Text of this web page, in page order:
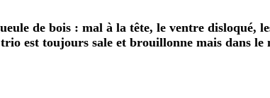
de bois : mal à la tête, le ventre disloqué,
est toujours sale et brouillonne mais dans le